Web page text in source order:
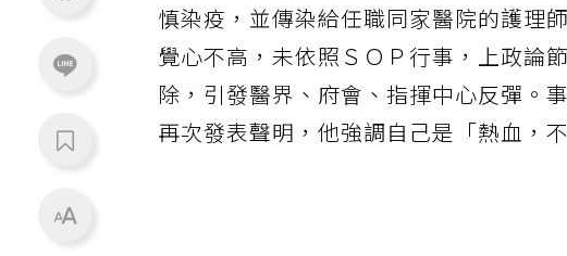
慎染疫，並傳染給任職同家醫院的護理
覺心不高，未依照ＳＯＰ行事，上政論
除，引發醫界、府會、指揮中心反彈。
再次發表聲明，他強調自己是「熱血，